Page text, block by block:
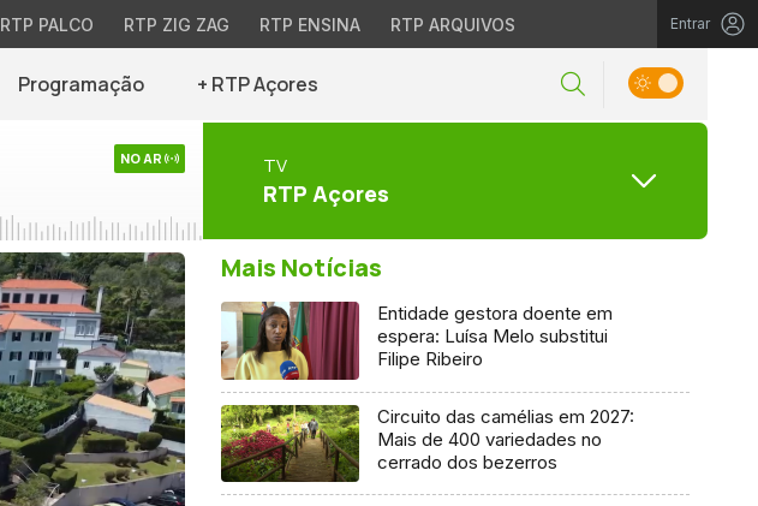
RTP PALCO RTP ZIG ZAG RTP ENSINA RTP ARQUIVOS Entrar
Programação + RTP Açores
NO AR TV
RTP Açores
Mais Notícias
Entidade gestora doente em
espera: Luísa Melo substitui
Filipe Ribeiro
Circuito das camélias em 2027:
Mais de 400 variedades no
cerrado dos bezerros